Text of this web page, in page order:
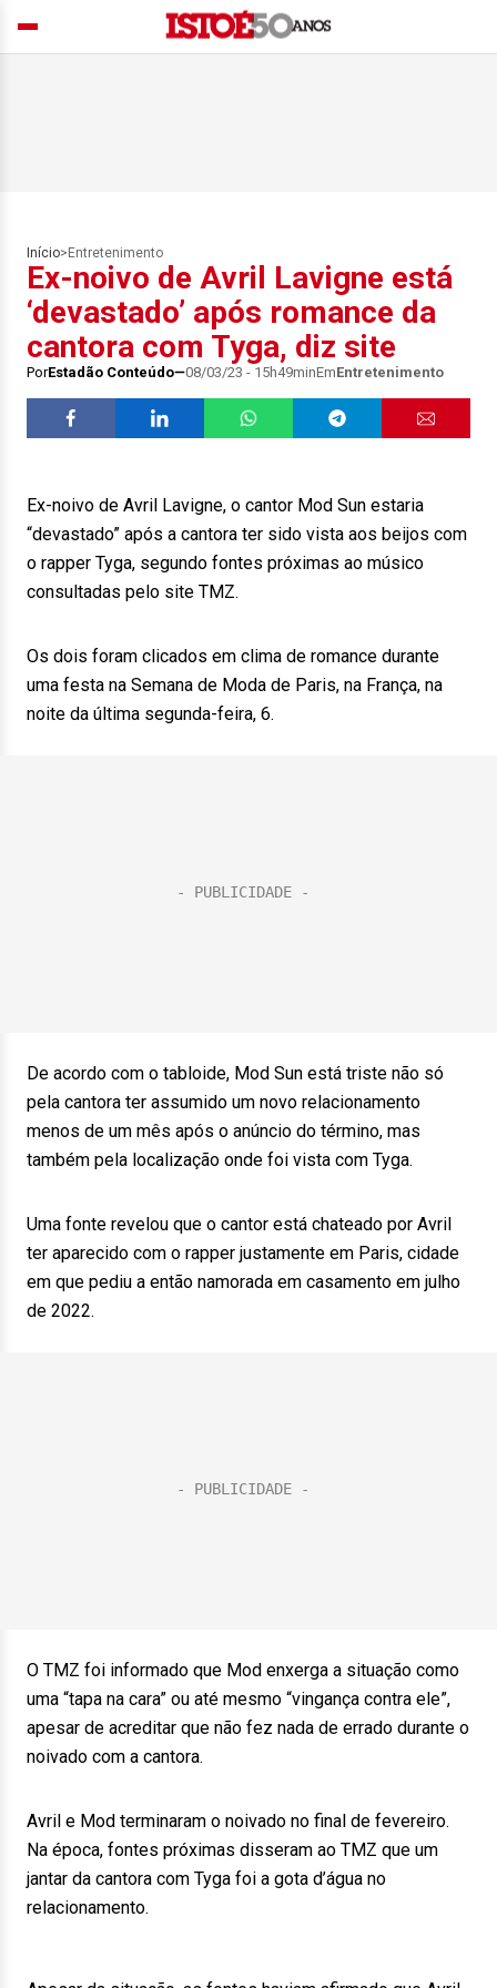
Início> Entretenimento
Ex-noivo de Avril Lavigne está
‘devastado’ após romance da
cantora com Tyga, diz site
PorEstadão Conteúdo 08/03/23 - 15h49minEmEntretenimento
Ex-noivo de Avril Lavigne, o cantor Mod Sun estaria
“devastado” após a cantora ter sido vista aos beijos com
o rapper Tyga, segundo fontes próximas ao músico
consultadas pelo site TMZ.
Os dois foram clicados em clima de romance durante
uma festa na Semana de Moda de Paris, na França, na
noite da última segunda-feira, 6.
De acordo com o tabloide, Mod Sun está triste não só
pela cantora ter assumido um novo relacionamento
menos de um mês após o anúncio do término, mas
também pela localização onde foi vista com Tyga.
Uma fonte revelou que o cantor está chateado por Avril
ter aparecido com o rapper justamente em Paris, cidade
em que pediu a então namorada em casamento em julho
de 2022.
O TMZ foi informado que Mod enxerga a situação como
uma “tapa na cara” ou até mesmo “vingança contra ele”,
apesar de acreditar que não fez nada de errado durante o
noivado com a cantora.
Avril e Mod terminaram o noivado no final de fevereiro.
Na época, fontes próximas disseram ao TMZ que um
jantar da cantora com Tyga foi a gota d’água no
relacionamento.